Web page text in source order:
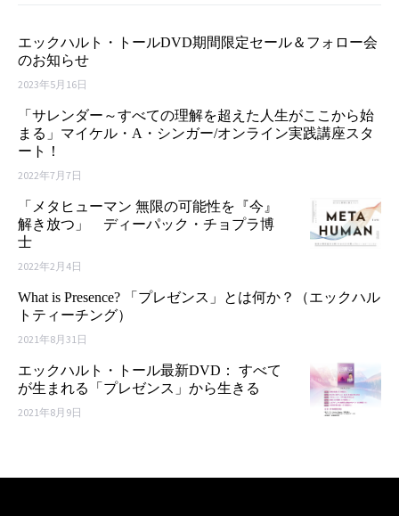
エックハルト・トールDVD期間限定セール＆フォロー会
のお知らせ
2023年5月16日
「サレンダー～すべての理解を超えた人生がここから始
まる」マイケル・A・シンガー/オンライン実践講座スタ
ート！
2022年7月7日
「メタヒューマン 無限の可能性を『今』
解き放つ」 ディーパック・チョプラ博
士
2022年2月4日
What is Presence? 「プレゼンス」とは何か？（エックハル
トティーチング）
2021年8月31日
エックハルト・トール最新DVD： すべて
が生まれる「プレゼンス」から生きる
2021年8月9日